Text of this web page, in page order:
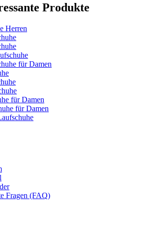
Produkte
Herren
für Damen
für Damen
für Damen
Fragen (FAQ)